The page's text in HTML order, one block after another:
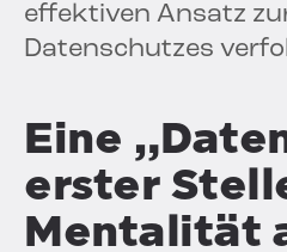
effektiven Ansatz
Datenschutzes
Eine
erster
Mentalität